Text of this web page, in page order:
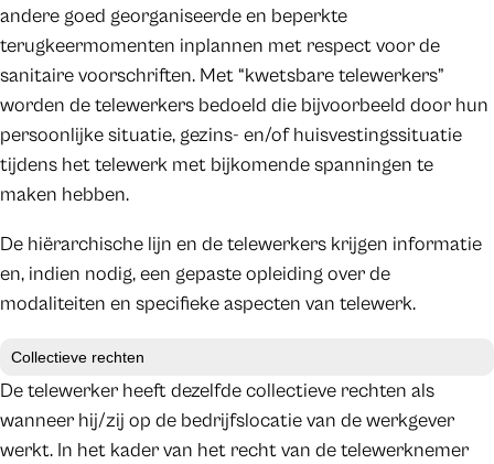
andere goed georganiseerde en beperkte
terugkeermomenten inplannen met respect voor de
sanitaire voorschriften. Met “kwetsbare telewerkers”
worden de telewerkers bedoeld die bijvoorbeeld door hun
persoonlijke situatie, gezins- en/of huisvestingssituatie
tijdens het telewerk met bijkomende spanningen te
maken hebben.
De hiërarchische lijn en de telewerkers krijgen informatie
en, indien nodig, een gepaste opleiding over de
modaliteiten en specifieke aspecten van telewerk.
Collectieve rechten
De telewerker heeft dezelfde collectieve rechten als
wanneer hij/zij op de bedrijfslocatie van de werkgever
werkt. In het kader van het recht van de telewerknemer